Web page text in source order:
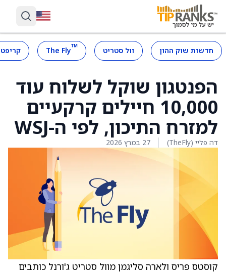
חדשות שוק ההון וול סטריט ™
The Fly
הפנטגון שוקל לשלוח עוד
10,000 חיילים קרקעיים
למזרח התיכון, לפי ה-WSJ
דה פליי (TheFly) 27 במרץ 2026
קוסטס פריס ולארה סליגמן מוול סטריט ג'ורנל כותבים